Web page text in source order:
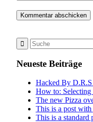
Neueste Beiträge
Hacked By
How to: Selecting
The new Pizza
This is a post
This is a